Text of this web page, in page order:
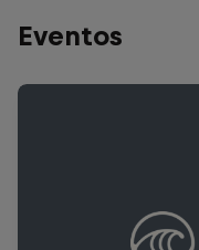
Eventos